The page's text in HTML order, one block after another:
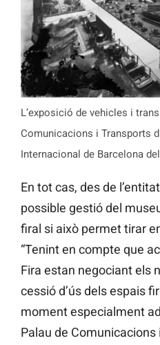
L’exposició de vehicles i
Comunicacions i Transports
Internacional de Barcelona
En tot cas, des de
possible gestió del
firal si això permet tirar
“Tenint en compte que
Fira estan negociant els
cessió d’ús dels espais
moment especialment
Palau de